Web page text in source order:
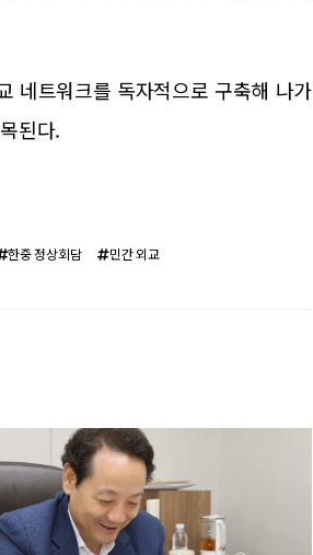
네트워크를 독자적으로 구축해 나가
된다.
한중 정상회담 민간 외교